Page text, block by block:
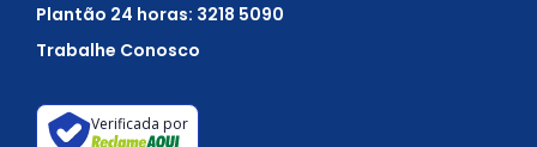
Plantão 24 horas: 3218 5090
Trabalhe Conosco
Verificada por